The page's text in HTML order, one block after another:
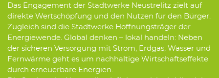
Das Engagement der Stadtwerke Neustrelitz zielt auf
direkte Wertschöpfung und den Nutzen für den Bürger.
Zugleich sind die Stadtwerke Hoffnungsträger der
Energiewende. Global denken – lokal handeln: Neben
der sicheren Versorgung mit Strom, Erdgas, Wasser und
Fernwärme geht es um nachhaltige Wirtschaftseffekte
durch erneuerbare Energien.